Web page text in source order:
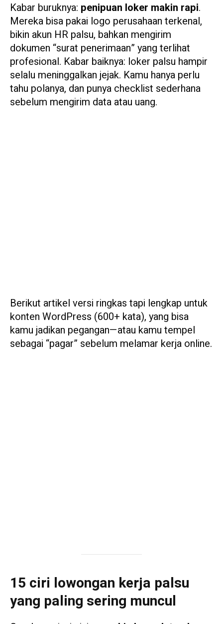
Kabar buruknya: penipuan loker makin rapi.
Mereka bisa pakai logo perusahaan terkenal,
bikin akun HR palsu, bahkan mengirim
dokumen “surat penerimaan” yang terlihat
profesional. Kabar baiknya: loker palsu hampir
selalu meninggalkan jejak. Kamu hanya perlu
tahu polanya, dan punya checklist sederhana
sebelum mengirim data atau uang.
Berikut artikel versi ringkas tapi lengkap untuk
konten WordPress (600+ kata), yang bisa
kamu jadikan pegangan—atau kamu tempel
sebagai “pagar” sebelum melamar kerja online.
15 ciri lowongan kerja palsu
yang paling sering muncul